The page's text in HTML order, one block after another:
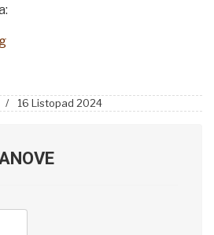
16 Listopad 2024